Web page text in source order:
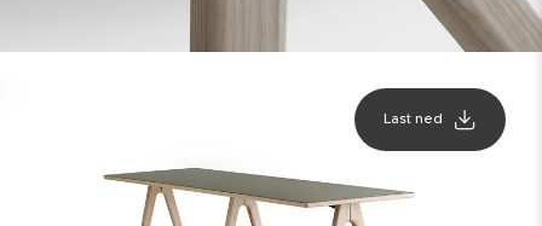
Last ned